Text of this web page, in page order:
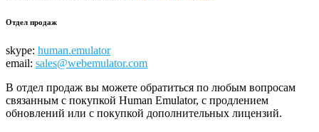
Отдел продаж
skype: human.emulator
email: sales@webemulator.com
В отдел продаж вы можете обратиться по любым вопросам
связанным с покупкой Human Emulator, с продлением
обновлений или с покупкой дополнительных лицензий.